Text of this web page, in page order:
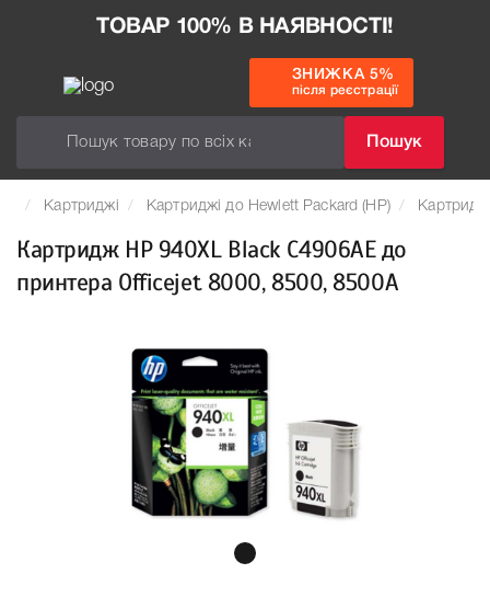
ТОВАР 100% В НАЯВНОСТІ!
Пошук
ЗНИЖКА 5%
після реєстрації
Картриджі Картриджі до Hewlett Packard (HP)
Картридж HP 940XL Black C4906AE до
принтера Officejet 8000, 8500, 8500A